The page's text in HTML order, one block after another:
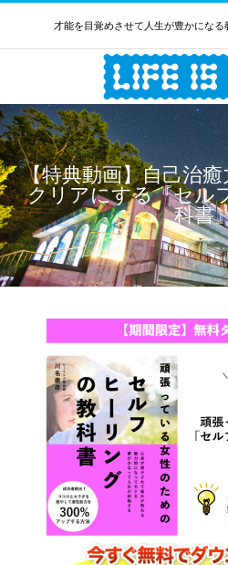
才能を目覚めさせて人生が豊かにな
【特典動画】自己治
クリアにする『セル
科書